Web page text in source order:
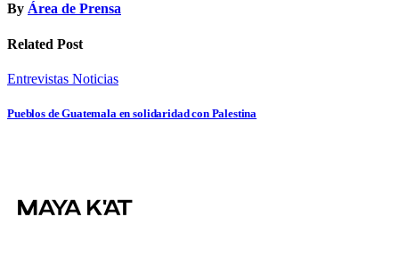
By Área de Prensa
Related Post
Entrevistas Noticias
Pueblos de Guatemala en solidaridad con Palestina